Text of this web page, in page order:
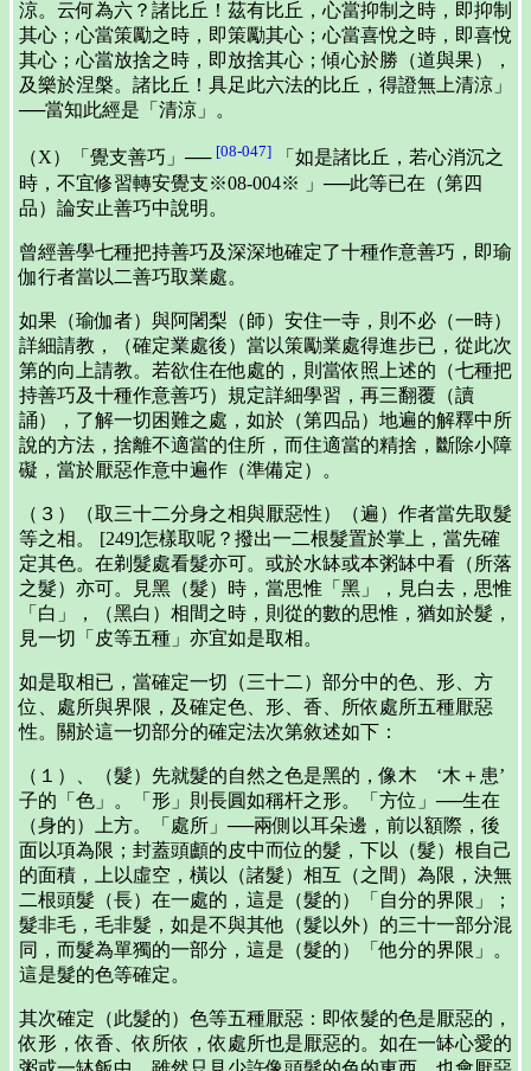
涼。云何為六？諸比丘！茲有比丘，心當抑制之時，即抑制
其心；心當策勵之時，即策勵其心；心當喜悅之時，即喜悅
其心；心當放捨之時，即放捨其心；傾心於勝（道與果），
及樂於涅槃。諸比丘！具足此六法的比丘，得證無上清涼」
──當知此經是「清涼」。
（X）「覺支善巧」── [08-047] 「如是諸比丘，若心消沉之
時，不宜修習轉安覺支※08-004※ 」──此等已在（第四
品）論安止善巧中說明。
曾經善學七種把持善巧及深深地確定了十種作意善巧，即瑜
伽行者當以二善巧取業處。
如果（瑜伽者）與阿闍梨（師）安住一寺，則不必（一時）
詳細請教，（確定業處後）當以策勵業處得進步已，從此次
第的向上請教。若欲住在他處的，則當依照上述的（七種把
持善巧及十種作意善巧）規定詳細學習，再三翻覆（讀
誦），了解一切困難之處，如於（第四品）地遍的解釋中所
說的方法，捨離不適當的住所，而住適當的精捨，斷除小障
礙，當於厭惡作意中遍作（準備定）。
（３）（取三十二分身之相與厭惡性）（遍）作者當先取髮
等之相。 [249]怎樣取呢？撥出一二根髮置於掌上，當先確
定其色。在剃髮處看髮亦可。或於水缽或本粥缽中看（所落
之髮）亦可。見黑（髮）時，當思惟「黑」，見白去，思惟
「白」，（黑白）相間之時，則從的數的思惟，猶如於髮，
見一切「皮等五種」亦宜如是取相。
如是取相已，當確定一切（三十二）部分中的色、形、方
位、處所與界限，及確定色、形、香、所依處所五種厭惡
性。關於這一切部分的確定法次第敘述如下：
（１）、（髮）先就髮的自然之色是黑的，像木 ‘木＋患’
子的「色」。「形」則長圓如稱杆之形。「方位」──生在
（身的）上方。「處所」──兩側以耳朵邊，前以額際，後
面以項為限；封蓋頭顱的皮中而位的髮，下以（髮）根自己
的面積，上以虛空，橫以（諸髮）相互（之間）為限，決無
二根頭髮（長）在一處的，這是（髮的）「自分的界限」；
髮非毛，毛非髮，如是不與其他（髮以外）的三十一部分混
同，而髮為單獨的一部分，這是（髮的）「他分的界限」。
這是髮的色等確定。
其次確定（此髮的）色等五種厭惡：即依髮的色是厭惡的，
依形，依香、依所依，依處所也是厭惡的。如在一缽心愛的